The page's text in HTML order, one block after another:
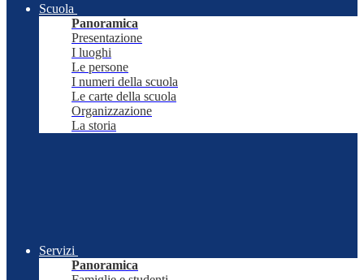
Scuola
Panoramica
Presentazione
I luoghi
Le persone
I numeri della scuola
Le carte della scuola
Organizzazione
La storia
Servizi
Panoramica